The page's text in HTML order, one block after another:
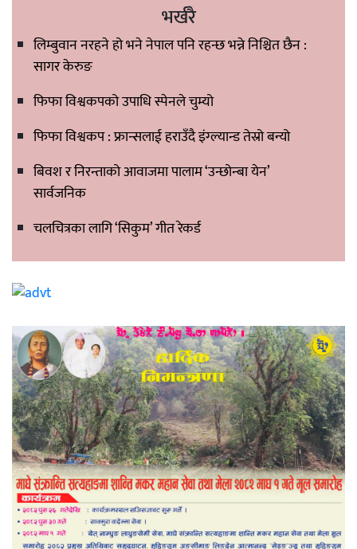
भर्खरै
लिम्बुवान नरहने हो भने नेपाल पनि रहन्छ भन्ने निश्चित छैन :
सागर केरुङ
फिफा विश्वकपको उपाधि स्पेनले चुम्यो
फिफा विश्वकप : फ्रान्सलाई हराउँदै इंग्ल्यान्ड तेस्रो बन्यो
बिवश र निरन्ताको आवाजमा पालाम ‘उन्छोन्बा येन’
सार्वजनिक
चलचित्रका लागि ‘सिकुम’ गीत रेकर्ड